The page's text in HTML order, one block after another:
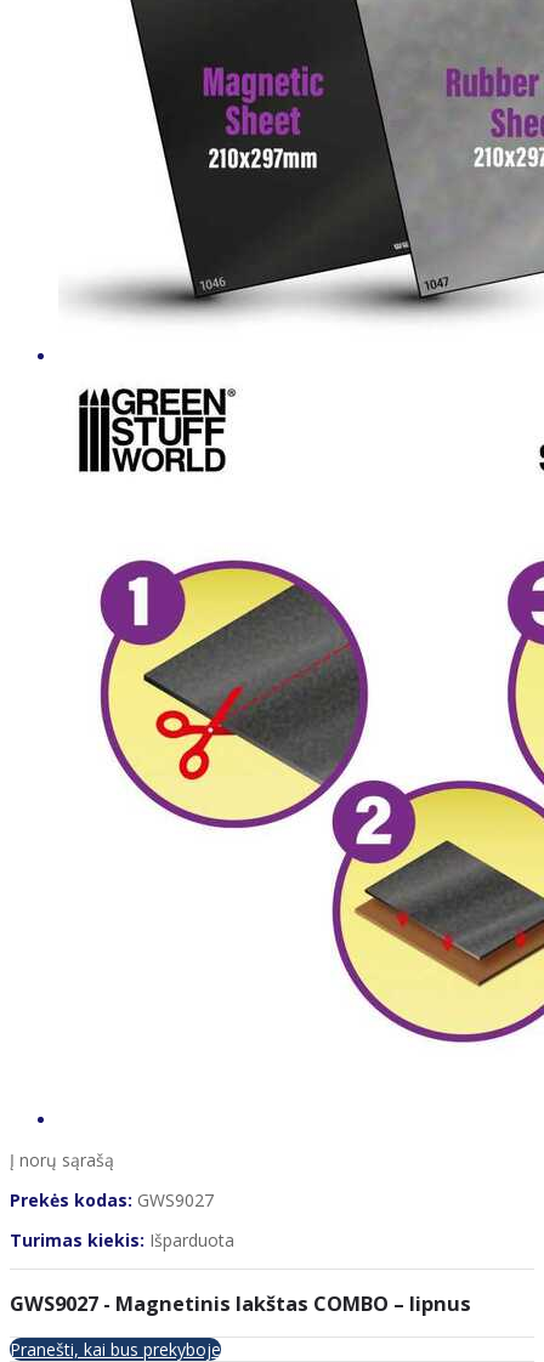
Į norų sąrašą
Prekės kodas: GWS9027
Turimas kiekis: Išparduota
GWS9027 - Magnetinis lakštas COMBO – lipnus
Pranešti, kai bus prekyboje